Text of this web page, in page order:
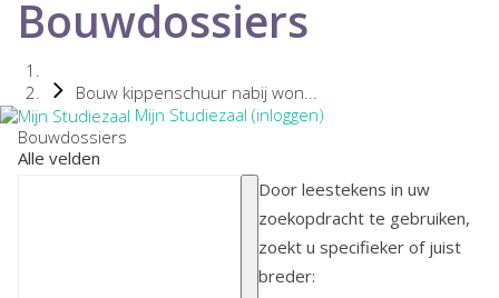
Bouwdossiers
Bouw kippenschuur nabij won...
Mijn Studiezaal (inloggen)
Bouwdossiers
Alle velden
Door leestekens in uw
zoekopdracht te gebruiken,
zoekt u specifieker of juist
breder: